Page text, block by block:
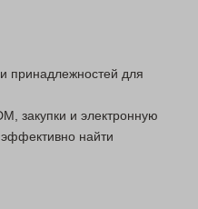
принадлежностей для
закупки и электронную
найти